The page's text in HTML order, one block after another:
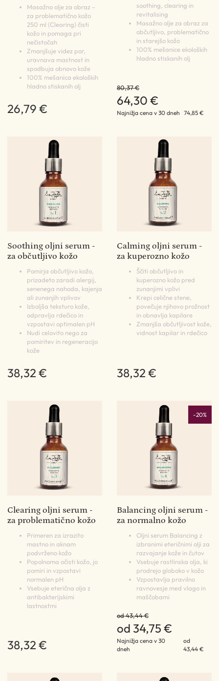
Masažno olje za obraz –
za problematično kožo
250 ml (Clearing) čisti
kožo in pomaga pri
nečistočah
Zmanjšuje videz por,
uravnava mastnost in
spodbuja obnovo kože
100% mešanica ekoloških
hladno stiskanih olj
26,79 €
soothing, clearing in
revitalising
Masažno olje za obraz za
občutljivo, problematično
in starejšo kožo
100% mešanice ekoloških
hladno stiskanih olj
80,37 €
64,30 €
Najnižja cena v 30 dneh 74,85 €
Soothing oljni serum -
za občutljivo kožo
Pomirja občutljivo kožo,
prizadeto zaradi alergij,
senenega nahoda, kajenja
ali zunanjih vplivov
Izboljša teksturo kože,
odpravlja rdečico in
vzpostavi optimalen pH
Nudi celovito nego za
pomiritev in regeneracijo
kože
38,32 €
Calming oljni serum -
za kuperozno kožo
Ščiti občutljivo in
kuperozno kožo pred
zunanjimi vplivi
Krepi celične stene,
povečuje njihovo prožnost
in obnavlja kapilare
Zmanjša občutljivost kože,
vidnost kapilar in rdečico
38,32 €
Clearing oljni serum -
za problematično kožo
Primeren za izrazito
mastno in aknam
podvrženo kožo
Popolnoma očisti kožo, jo
pomiri in vzpostavi
normalen pH
Vsebuje eterična olja z
antibakterijskimi
lastnostmi
38,32 €
-20%
Balancing oljni serum -
za normalno kožo
Oljni serum Balancing z
izbranimi eteričnimi olji za
razvajanje kože in čutov
Vsebuje rastlinska olja, ki
prodrejo globoko v kožo
Vzpostavlja pravilno
ravnovesje med vlago in
maščobami
od 43,44 €
od 34,75 €
Najnižja cena v 30
dneh
od
43,44 €